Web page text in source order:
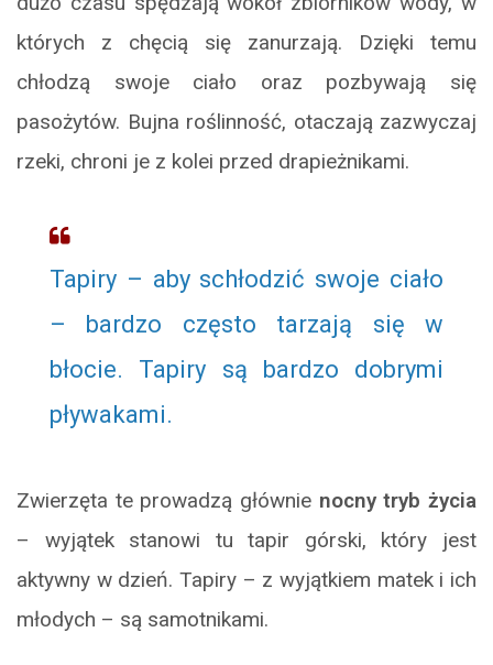
których z chęcią się zanurzają. Dzięki temu
chłodzą swoje ciało oraz pozbywają się
pasożytów. Bujna roślinność, otaczają zazwyczaj
rzeki, chroni je z kolei przed drapieżnikami.
Tapiry – aby schłodzić swoje ciało
– bardzo często tarzają się w
błocie. Tapiry są bardzo dobrymi
pływakami.
Zwierzęta te prowadzą głównie nocny tryb życia
– wyjątek stanowi tu tapir górski, który jest
aktywny w dzień. Tapiry – z wyjątkiem matek i ich
młodych – są samotnikami.